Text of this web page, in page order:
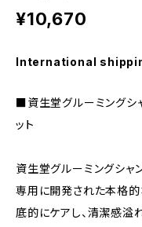
¥10,670
International
■資生堂グルーミングシ
ット
資生堂グルーミングシャ
専用に開発された本格的
底的にケアし、清潔感溢